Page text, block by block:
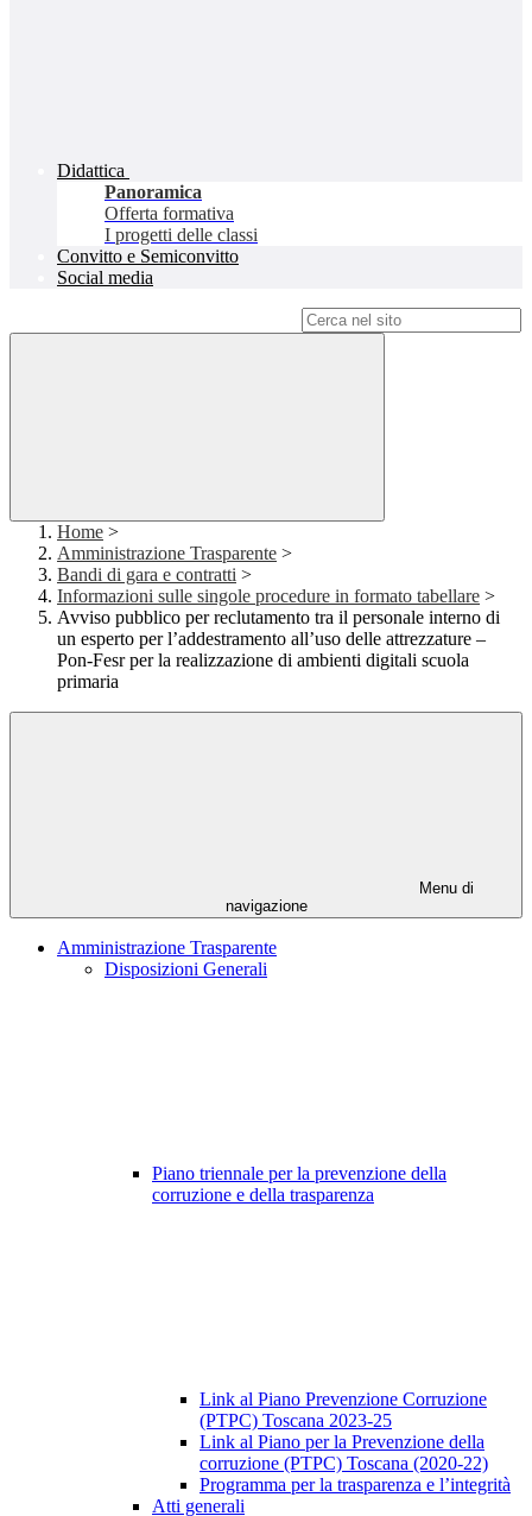
Didattica
Panoramica
Offerta formativa
I progetti delle classi
Convitto e Semiconvitto
Social media
Home >
Amministrazione Trasparente >
Bandi di gara e contratti >
Informazioni sulle singole procedure in formato tabellare >
Avviso pubblico per reclutamento tra il personale interno di
un esperto per l’addestramento all’uso delle attrezzature –
Pon-Fesr per la realizzazione di ambienti digitali scuola
primaria
Menu di
navigazione
Amministrazione Trasparente
Disposizioni Generali
Piano triennale per la prevenzione della
corruzione e della trasparenza
Link al Piano Prevenzione Corruzione
(PTPC) Toscana 2023-25
Link al Piano per la Prevenzione della
corruzione (PTPC) Toscana (2020-22)
Programma per la trasparenza e l’integrità
Atti generali